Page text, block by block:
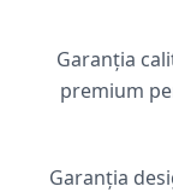
Garanția
premium
Garanția